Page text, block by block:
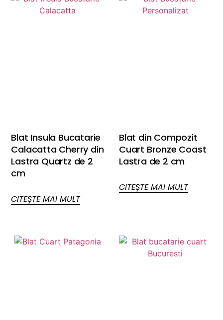
Blat Insula Bucatarie
Calacatta Cherry din
Lastra Quartz de 2
cm
CITEȘTE MAI MULT
Blat din Compozit
Cuart Bronze Coast
Lastra de 2 cm
CITEȘTE MAI MULT